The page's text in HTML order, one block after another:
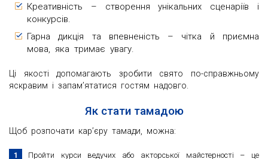
Креативність – створення унікальних сценаріїв і
конкурсів.
Гарна дикція та впевненість – чітка й приємна
мова, яка тримає увагу.
Ці якості допомагають зробити свято по-справжньому
яскравим і запам’ятатися гостям надовго.
Як стати тамадою
Щоб розпочати кар’єру тамади, можна:
Пройти курси ведучих або акторської майстерності – це